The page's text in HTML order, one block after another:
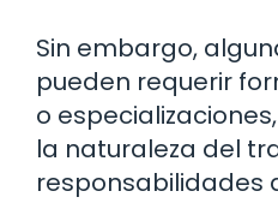
Sin embargo,
pueden requerir
o
la naturaleza del
responsabilidades